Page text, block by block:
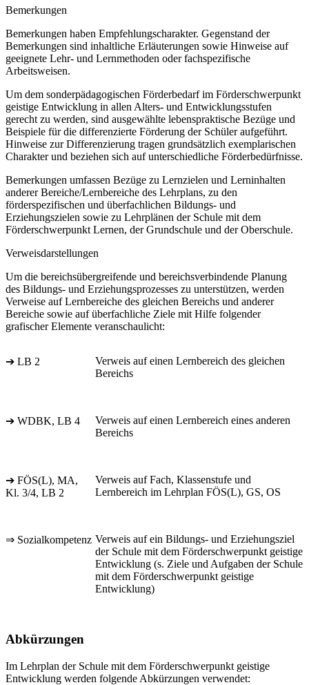
Bemerkungen
Bemerkungen haben Empfehlungscharakter. Gegenstand der
Bemerkungen sind inhaltliche Erläuterungen sowie Hinweise auf
geeignete Lehr- und Lernmethoden oder fachspezifische
Arbeitsweisen.
Um dem sonderpädagogischen Förderbedarf im Förderschwerpunkt
geistige Entwicklung in allen Alters- und Entwicklungsstufen
gerecht zu werden, sind ausgewählte lebenspraktische Bezüge und
Beispiele für die differenzierte Förderung der Schüler aufgeführt.
Hinweise zur Differenzierung tragen grundsätzlich exemplarischen
Charakter und beziehen sich auf unterschiedliche Förderbedürfnisse.
Bemerkungen umfassen Bezüge zu Lernzielen und Lerninhalten
anderer Bereiche/Lernbereiche des Lehrplans, zu den
förderspezifischen und überfachlichen Bildungs- und
Erziehungszielen sowie zu Lehrplänen der Schule mit dem
Förderschwerpunkt Lernen, der Grundschule und der Oberschule.
Verweisdarstellungen
Um die bereichsübergreifende und bereichsverbindende Planung
des Bildungs- und Erziehungsprozesses zu unterstützen, werden
Verweise auf Lernbereiche des gleichen Bereichs und anderer
Bereiche sowie auf überfachliche Ziele mit Hilfe folgender
grafischer Elemente veranschaulicht:
➔ LB 2
Verweis auf einen Lernbereich des gleichen
Bereichs
➔ WDBK, LB 4
Verweis auf einen Lernbereich eines anderen
Bereichs
➔ FÖS(L), MA,
Kl. 3/4, LB 2
Verweis auf Fach, Klassenstufe und
Lernbereich im Lehrplan FÖS(L), GS, OS
⇒ Sozialkompetenz Verweis auf ein Bildungs- und Erziehungsziel
der Schule mit dem Förderschwerpunkt geistige
Entwicklung (s. Ziele und Aufgaben der Schule
mit dem Förderschwerpunkt geistige
Entwicklung)
Abkürzungen
Im Lehrplan der Schule mit dem Förderschwerpunkt geistige
Entwicklung werden folgende Abkürzungen verwendet: